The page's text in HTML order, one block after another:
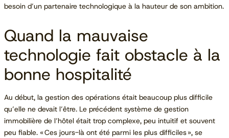
besoin d’un partenaire technologique à la hauteur de son ambition.
Quand la mauvaise
technologie fait obstacle à la
bonne hospitalité
Au début, la gestion des opérations était beaucoup plus difficile
qu’elle ne devait l’être. Le précédent système de gestion
immobilière de l’hôtel était trop complexe, peu intuitif et souvent
peu fiable. « Ces jours-là ont été parmi les plus difficiles », se